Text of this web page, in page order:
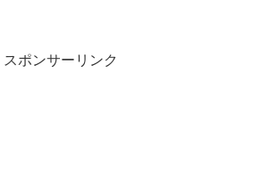
スポンサーリンク